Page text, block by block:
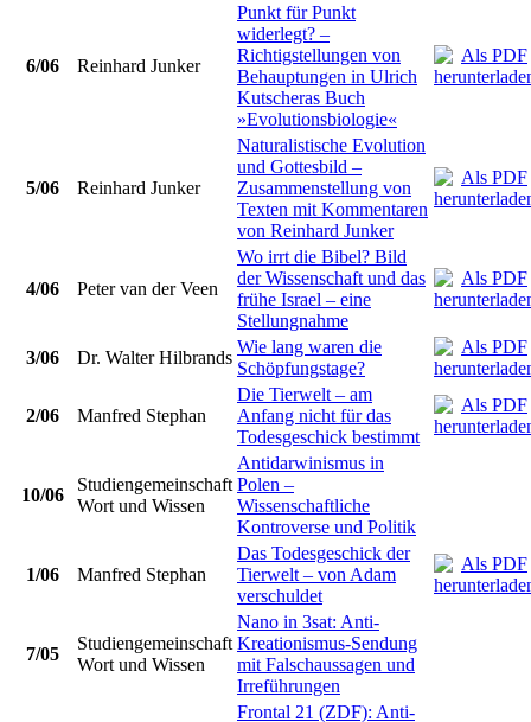
6/06 Reinhard Junker
Punkt für Punkt
widerlegt? –
Richtigstellungen von
Behauptungen in Ulrich
Kutscheras Buch
»Evolutionsbiologie«
5/06 Reinhard Junker
Naturalistische Evolution
und Gottesbild –
Zusammenstellung von
Texten mit Kommentaren
von Reinhard Junker
4/06 Peter van der Veen
Wo irrt die Bibel? Bild
der Wissenschaft und das
frühe Israel – eine
Stellungnahme
3/06
Dr. Walter Hilbrands
Wie lang waren die
Schöpfungstage?
2/06 Manfred Stephan
Die Tierwelt – am
Anfang nicht für das
Todesgeschick bestimmt
10/06
Studiengemeinschaft
Wort und Wissen
Antidarwinismus in
Polen –
Wissenschaftliche
Kontroverse und Politik
1/06 Manfred Stephan
Das Todesgeschick der
Tierwelt – von Adam
verschuldet
7/05
Studiengemeinschaft
Wort und Wissen
Nano in 3sat: Anti-
Kreationismus-Sendung
mit Falschaussagen und
Irreführungen
Frontal 21 (ZDF): Anti-